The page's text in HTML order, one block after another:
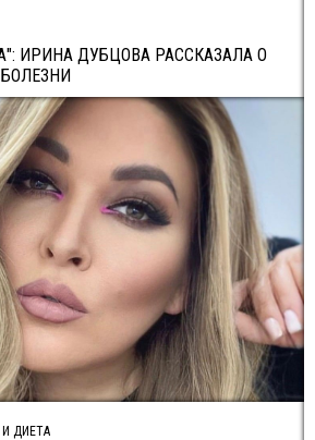
ИРИНА ДУБЦОВА РАССКАЗАЛА О
И ДИЕТА